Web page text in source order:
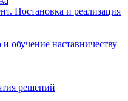
Постановка и реализация
обучение наставничеству
решений